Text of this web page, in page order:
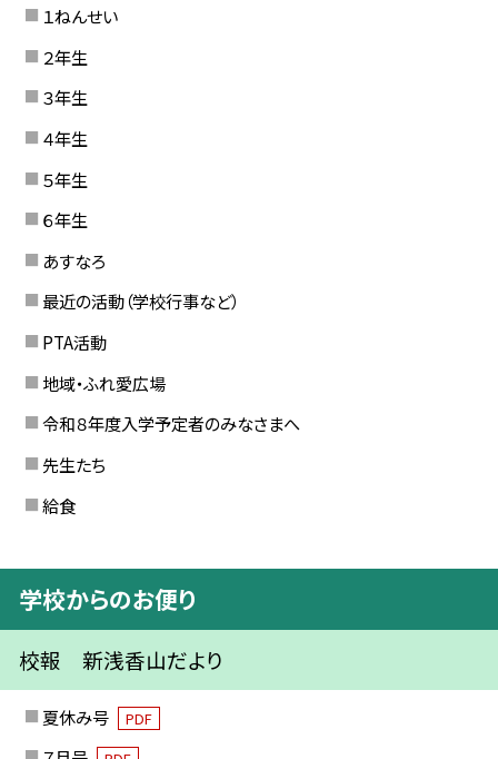
１ねんせい
２年生
３年生
４年生
５年生
６年生
あすなろ
最近の活動（学校行事など）
PTA活動
地域・ふれ愛広場
令和８年度入学予定者のみなさまへ
先生たち
給食
学校からのお便り
校報 新浅香山だより
夏休み号 PDF